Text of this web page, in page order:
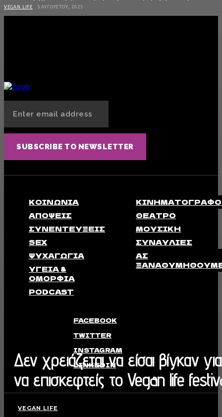
Δεν χρειάζεται να είσαι βίγκαν για
να επισκεφτείς το Vegan life
VEGAN LIFE
VEGAN LIFE 5 ΑΥΓΟΎΣΤΟΥ, 2025
SUBSCRIBE TO NEWSLETTER
ΚΟΙΝΩΝΊΑ
ΑΠΟΨΕΙΣ
ΣΥΝΕΝΤΕΎΞΕΙΣ
SEX
ΨΥΧΑΓΩΓΊΑ
ΥΓΕΊΑ &
ΟΜΟΡΦΙΆ
PODCAST
ΘΈΑΤΡΟ
ΜΟΥΣΙΚΉ
ΣΥΝΑΥΛΊΕΣ
ΑΣ
FACEBOOK
TWITTER
INSTAGRAM
LINKEDIN